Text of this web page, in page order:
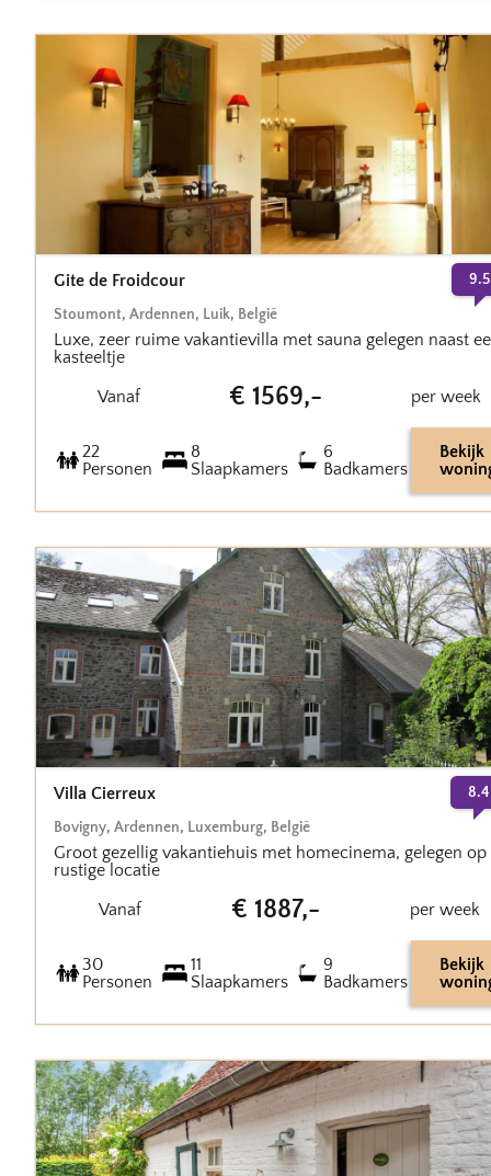
Gite de Froidcour
Stoumont, Ardennen, Luik, België
9.5
Luxe, zeer ruime vakantievilla met sauna gelegen naast
kasteeltje
Vanaf
€ 1569,- per week
22
Personen
8
Slaapkamers
6
Badkamers
Bekijk
Villa Cierreux
Bovigny, Ardennen, Luxemburg, België
8.4
Groot gezellig vakantiehuis met homecinema, gelegen op
rustige locatie
Vanaf
€ 1887,- per week
30
Personen
11
Slaapkamers
9
Badkamers
Bekijk